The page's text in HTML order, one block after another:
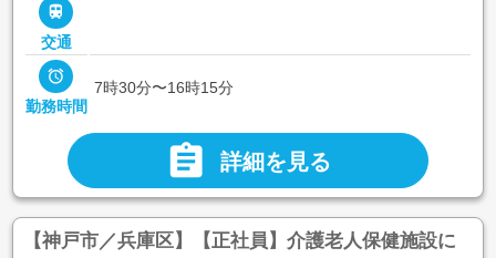

交通

勤務時間
7時30分〜16時15分
 詳細を見る
【神戸市／兵庫区】【正社員】介護老人保健施設に